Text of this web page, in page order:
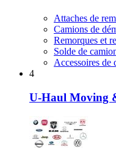
Attaches de
Camions de
Remorques et
Solde de
Accessoires de
4
U-Haul Moving